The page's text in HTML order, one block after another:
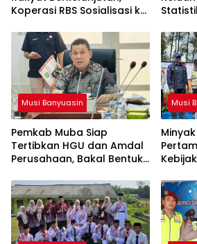
Koperasi RBS Sosialisasi ke
GEP
Musi Banyuasin
Pemkab Muba Siap
Tertibkan HGU dan Amdal
Perusahaan, Bakal Bentuk
Musi